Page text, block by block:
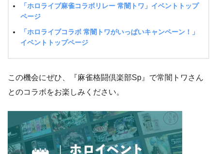
「ホロライブ麻雀コラボリレー 常闇トワ」イベントトップ
ページ
「ホロライブコラボ 常闇トワがいっぱいキャンペーン！」
イベントトップページ
この機会にぜひ、『麻雀格闘倶楽部Sp』で常闇トワさん
とのコラボをお楽しみください。